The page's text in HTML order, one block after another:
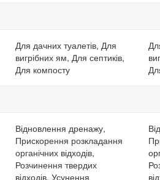
Для дачних туалетів, Для
вигрібних ям, Для септиків,
Для компосту
Відновлення дренажу,
Прискорення розкладання
органічних відходів,
Розчинення твердих
відходів, Усунення